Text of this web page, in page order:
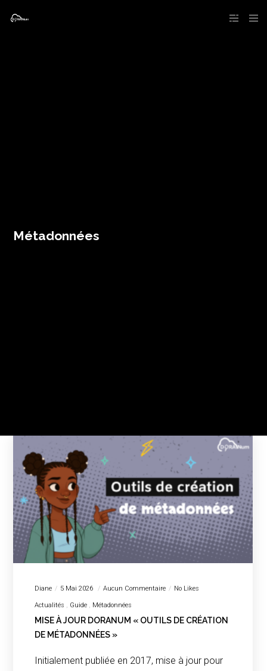
Métadonnées
Diane 5 Mai 2026 Aucun Commentaire No Likes
Actualités Guide Métadonnées
MISE À JOUR DORANUM « OUTILS DE CRÉATION
DE MÉTADONNÉES »
Initialement publiée en 2017, mise à jour pour